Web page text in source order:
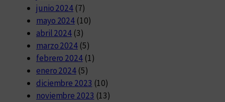
junio 2024 (7)
mayo 2024 (10)
abril 2024 (3)
marzo 2024 (5)
febrero 2024(1)
enero 2024 (5)
diciembre 2023 (10)
noviembre 2023 (13)